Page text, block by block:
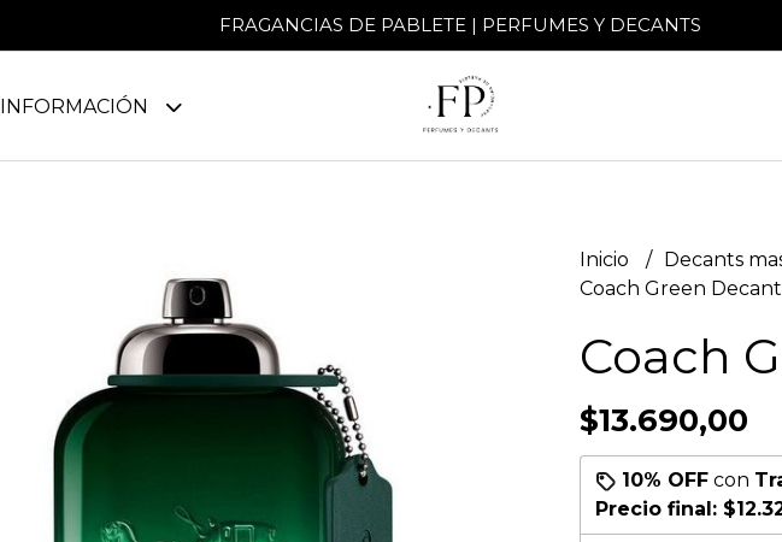
FRAGANCIAS DE PABLETE | PERFUMES Y DECANTS
INFORMACIÓN
Inicio Decants
Coach Green Decant
Coach
$13.690,00
10% OFFcon
Precio final: